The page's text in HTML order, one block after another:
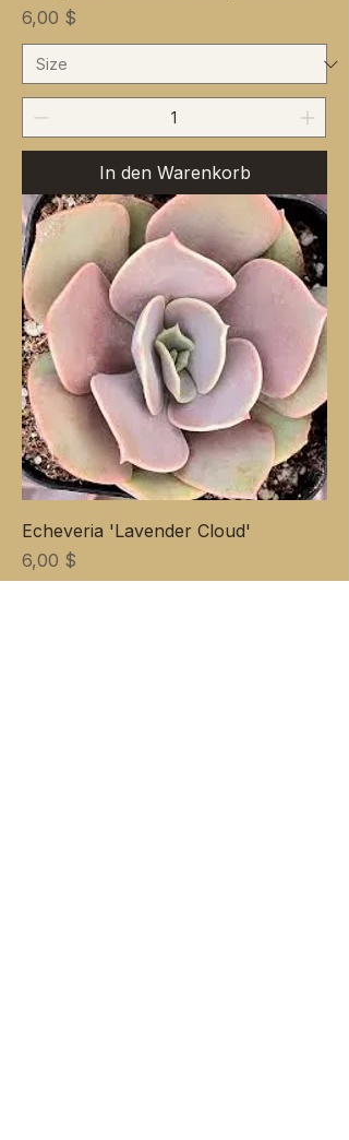
Preis
6,00 $
In den Warenkorb
Echeveria 'Lavender Cloud'
Preis
6,00 $